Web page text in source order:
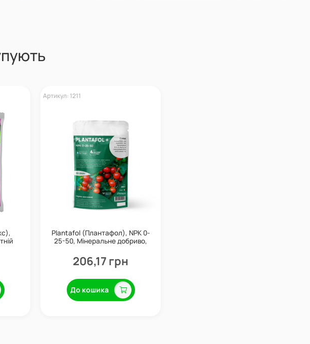
Артикул: 1211
Plantafol (Плантафол), NPK 0-
25-50, Мінеральне добриво,
206,17 грн
До кошика